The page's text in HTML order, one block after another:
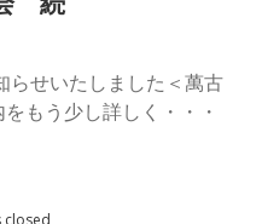
らせいたしました＜萬古
もう少し詳しく・・・
closed